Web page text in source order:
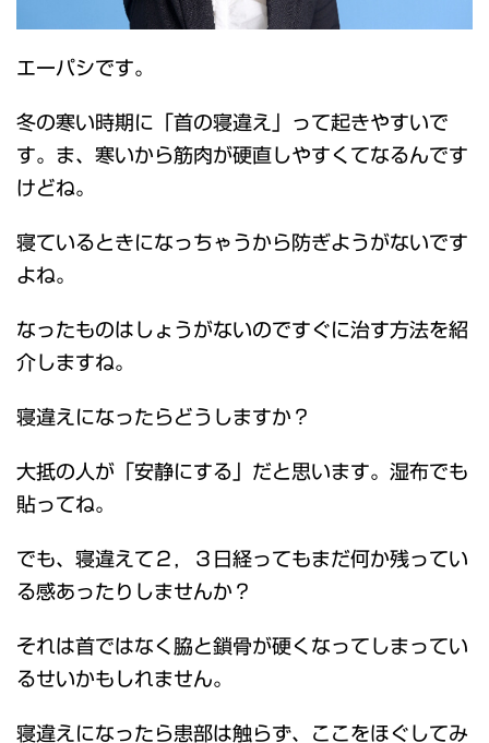
エーパシです。
冬の寒い時期に「首の寝違え」って起きやすいで
す。ま、寒いから筋肉が硬直しやすくてなるんです
けどね。
寝ているときになっちゃうから防ぎようがないです
よね。
なったものはしょうがないのですぐに治す方法を紹
介しますね。
寝違えになったらどうしますか？
大抵の人が「安静にする」だと思います。湿布でも
貼ってね。
でも、寝違えて２，３日経ってもまだ何か残ってい
る感あったりしませんか？
それは首ではなく脇と鎖骨が硬くなってしまってい
るせいかもしれません。
寝違えになったら患部は触らず、ここをほぐしてみ